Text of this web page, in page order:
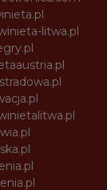
litwa.pl